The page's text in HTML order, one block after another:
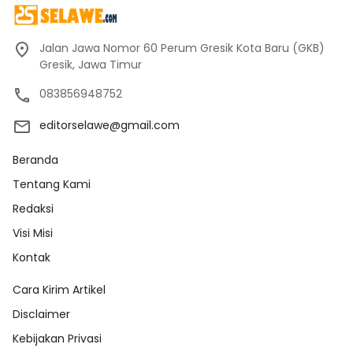
Jalan Jawa Nomor 60 Perum Gresik Kota Baru (GKB)
Gresik, Jawa Timur
083856948752
editorselawe@gmail.com
Beranda
Tentang Kami
Redaksi
Visi Misi
Kontak
Cara Kirim Artikel
Disclaimer
Kebijakan Privasi